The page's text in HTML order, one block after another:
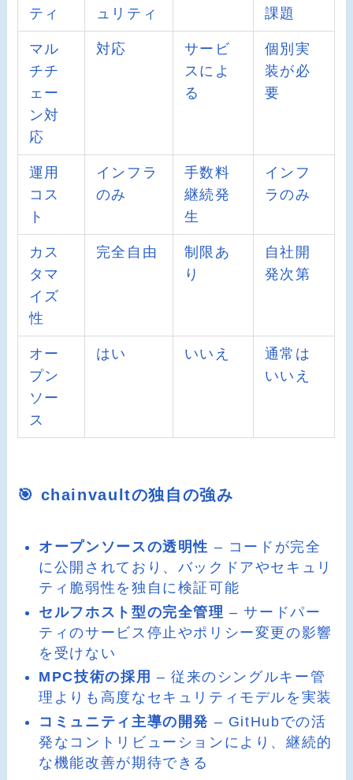
ティ ュリティ 課題
マル
チチ
ェー
ン対
応
対応
サービ
スによ
る
個別実
装が必
要
運用
コス
ト
インフラ
のみ
手数料
継続発
生
インフ
ラのみ
カス
タマ
イズ
性
完全自由
制限あ
り
自社開
発次第
オー
プン
ソー
ス
はい いいえ
通常は
いいえ
🎯 chainvaultの独自の強み
オープンソースの透明性 – コードが完全
に公開されており、バックドアやセキュリ
ティ脆弱性を独自に検証可能
セルフホスト型の完全管理 – サードパー
ティのサービス停止やポリシー変更の影響
を受けない
MPC技術の採用 – 従来のシングルキー管
理よりも高度なセキュリティモデルを実装
コミュニティ主導の開発 – GitHubでの活
発なコントリビューションにより、継続的
な機能改善が期待できる